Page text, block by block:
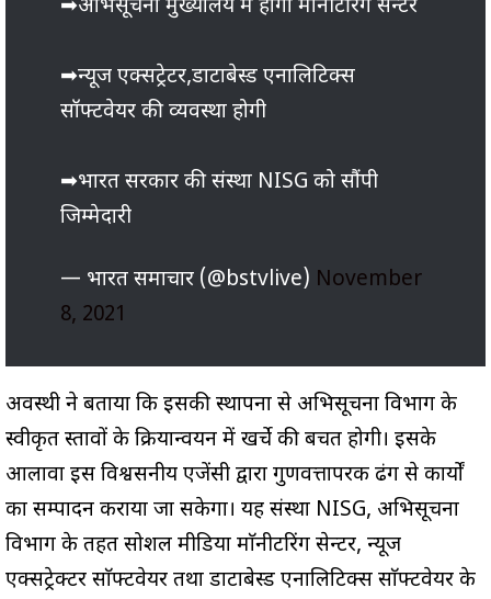
➡अभिसूचना मुख्यालय में होगा मॉनीटरिंग सेन्टर
➡न्यूज एक्सट्रेटर,डाटाबेस्ड एनालिटिक्स
सॉफ्टवेयर की व्यवस्था होगी
➡भारत सरकार की संस्था NISG को सौंपी
जिम्मेदारी
— भारत समाचार (@bstvlive) November
8, 2021
अवस्थी ने बताया कि इसकी स्थापना से अभिसूचना विभाग के
स्वीकृत प्रस्तावों के क्रियान्वयन में खर्चे की बचत होगी। इसके
आलावा इस विश्वसनीय एजेंसी द्वारा गुणवत्तापरक ढंग से कार्यों
का सम्पादन कराया जा सकेगा। यह संस्था NISG, अभिसूचना
विभाग के तहत सोशल मीडिया माॅनीटरिंग सेन्टर, न्यूज
एक्सट्रेक्टर साॅफ्टवेयर तथा डाटाबेस्ड एनालिटिक्स साॅफ्टवेयर के